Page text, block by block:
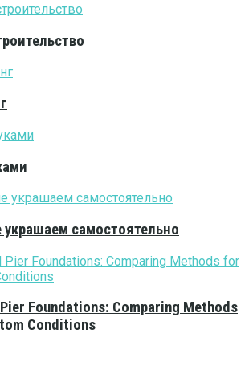
украшаем самостоятельно
Foundations: Comparing Methods
Conditions